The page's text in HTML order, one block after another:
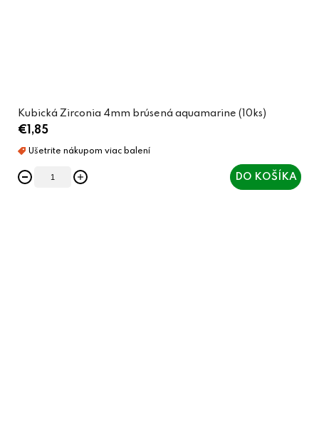
Kubická Zirconia 4mm brúsená aquamarine (10ks)
€1,85
DO KOŠÍKA